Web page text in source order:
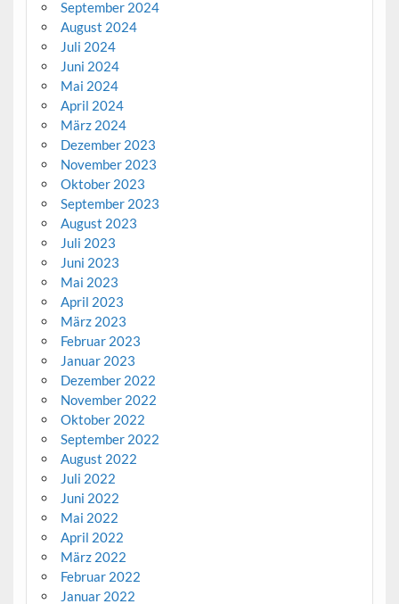
September 2024
August 2024
Juli 2024
Juni 2024
Mai 2024
April 2024
März 2024
Dezember 2023
November 2023
Oktober 2023
September 2023
August 2023
Juli 2023
Juni 2023
Mai 2023
April 2023
März 2023
Februar 2023
Januar 2023
Dezember 2022
November 2022
Oktober 2022
September 2022
August 2022
Juli 2022
Juni 2022
Mai 2022
April 2022
März 2022
Februar 2022
Januar 2022